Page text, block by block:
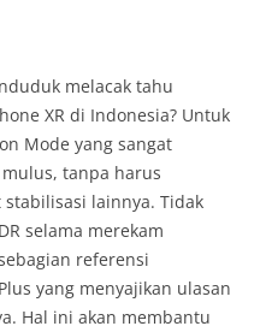
melacak tahu
XR di Indonesia? Untuk
Mode yang sangat
tanpa harus
lainnya. Tidak
selama merekam
referensi
yang menyajikan ulasan
Hal ini akan membantu